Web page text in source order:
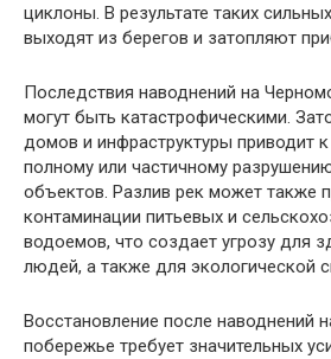
циклоны. В результате таких
выходят из берегов и затопляют
Последствия наводнений на
могут быть катастрофическими.
домов и инфраструктуры приводит
полному или частичному
объектов. Разлив рек может также
контаминации питьевых и
водоемов, что создает угрозу для
людей, а также для экологической
Восстановление после наводнений
побережье требует значительных